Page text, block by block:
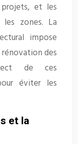
et les
les zones. La
impose
des
de ces
éviter les
et la